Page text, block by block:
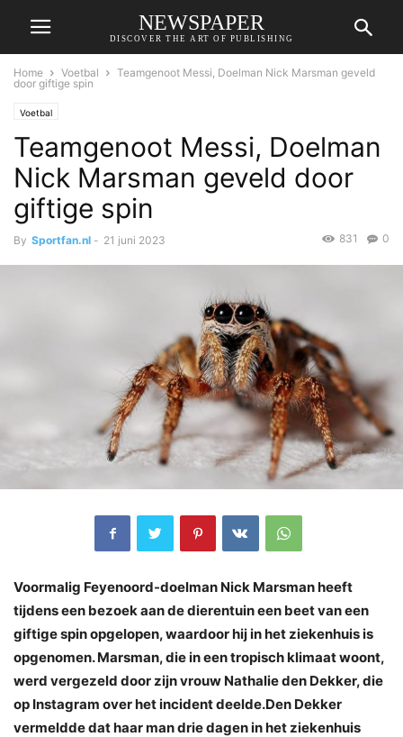
NEWSPAPER
DISCOVER THE ART OF PUBLISHING
Home Voetbal
Teamgenoot Messi, Doelman Nick Marsman geveld
door giftige spin
Voetbal
Teamgenoot Messi, Doelman
Nick Marsman geveld door
giftige spin
By Sportfan.nl - 21 juni 2023 0
831
Voormalig Feyenoord-doelman Nick Marsman heeft
tijdens een bezoek aan de dierentuin een beet van een
giftige spin opgelopen, waardoor hij in het ziekenhuis is
opgenomen. Marsman, die in een tropisch klimaat woont,
werd vergezeld door zijn vrouw Nathalie den Dekker, die
op Instagram over het incident deelde.Den Dekker
vermeldde dat haar man drie dagen in het ziekenhuis